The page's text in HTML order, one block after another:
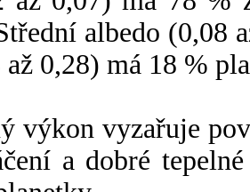
albedo (0,08
0,28) má 18 %
výkon vyzařuje
a dobré